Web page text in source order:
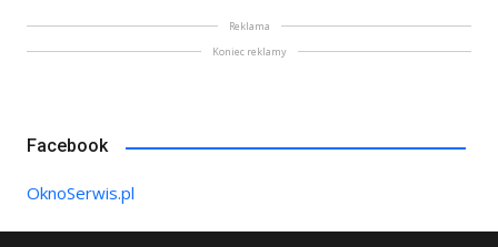
Reklama
Koniec reklamy
Facebook
OknoSerwis.pl